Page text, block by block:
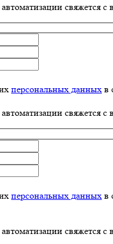
свяжется с
персональных данных в
свяжется с
персональных данных в
свяжется с